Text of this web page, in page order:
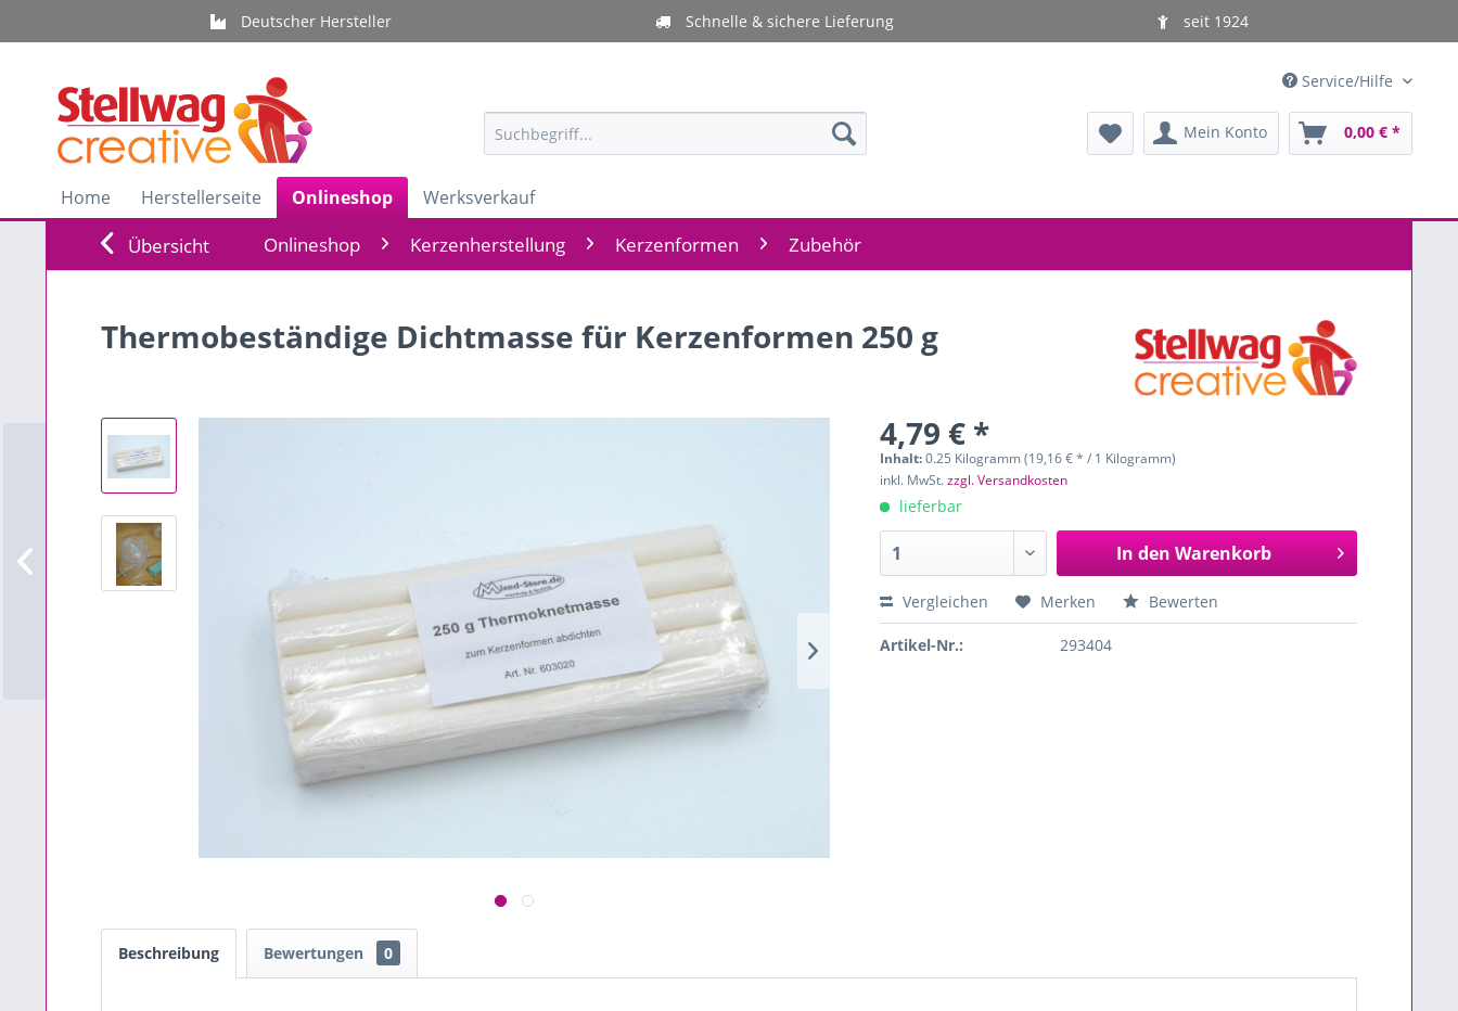
Deutscher Hersteller Schnelle & sichere Lieferung seit 1924
Service/Hilfe
Mein Konto 0,00 € *
Home Herstellerseite Onlineshop Werksverkauf
Übersicht Onlineshop Kerzenherstellung Kerzenformen Zubehör
Thermobeständige Dichtmasse für Kerzenformen 250 g
4,79 € *
Inhalt:0.25 Kilogramm (19,16 € * / 1 Kilogramm)
inkl. MwSt.zzgl. Versandkosten
lieferbar
In den Warenkorb
Vergleichen Merken Bewerten
Artikel-Nr.: 293404
Beschreibung Bewertungen 0